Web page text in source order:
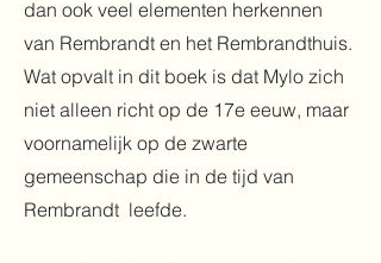
dan ook veel elementen herkennen
van Rembrandt en het Rembrandthuis.
Wat opvalt in dit boek is dat Mylo zich
niet alleen richt op de 17e eeuw, maar
voornamelijk op de zwarte
gemeenschap die in de tijd van
Rembrandt leefde.